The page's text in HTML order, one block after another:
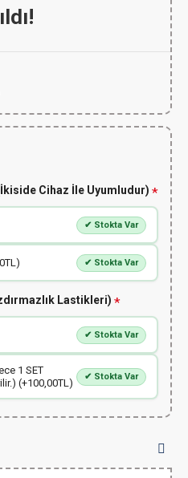
Cihaz İle Uyumludur)
✔ Stokta Var
✔ Stokta Var
Lastikleri)
✔ Stokta Var
1 SET
(+100,00TL)
✔ Stokta Var